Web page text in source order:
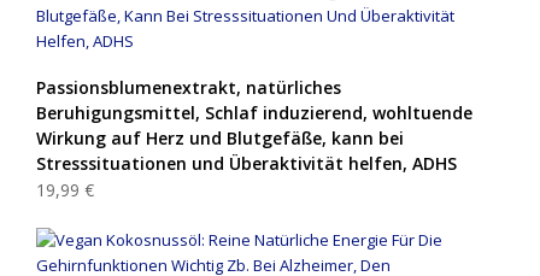
Passionsblumenextrakt, natürliches
Beruhigungsmittel, Schlaf induzierend, wohltuende
Wirkung auf Herz und Blutgefäße, kann bei
Stresssituationen und Überaktivität helfen, ADHS
19,99 €